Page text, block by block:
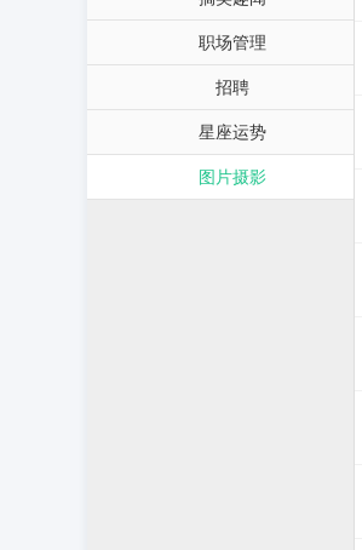
职场管理
招聘
星座运势
图片摄影